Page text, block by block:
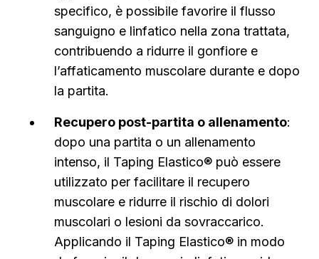
specifico, è possibile favorire il flusso
sanguigno e linfatico nella zona trattata,
contribuendo a ridurre il gonfiore e
l’affaticamento muscolare durante e dopo
la partita.
Recupero post-partita o allenamento:
dopo una partita o un allenamento
intenso, il Taping Elastico® può essere
utilizzato per facilitare il recupero
muscolare e ridurre il rischio di dolori
muscolari o lesioni da sovraccarico.
Applicando il Taping Elastico® in modo